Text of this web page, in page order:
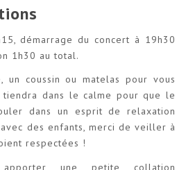
démarrage du concert à 19h30
1h30 au total.
un coussin ou matelas pour vous
tiendra dans le calme pour que le
dans un esprit de relaxation
des enfants, merci de veiller à
respectées !
une petite collation